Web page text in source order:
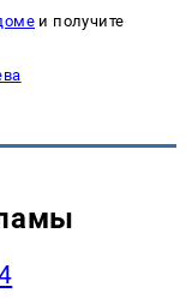
и получите